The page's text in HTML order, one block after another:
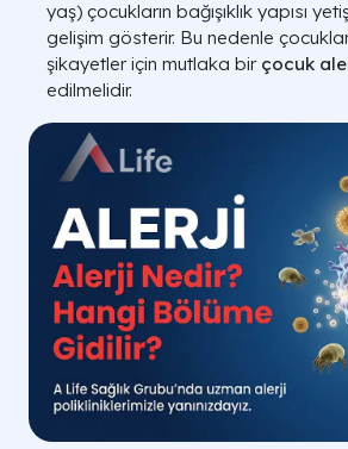
yaş) çocukların bağışıklık yapısı
gelişim gösterir. Bu nedenle
şikayetler için mutlaka bir çocuk
edilmelidir.